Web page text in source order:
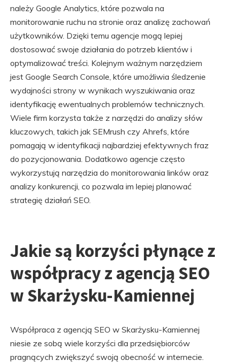
należy Google Analytics, które pozwala na
monitorowanie ruchu na stronie oraz analizę zachowań
użytkowników. Dzięki temu agencje mogą lepiej
dostosować swoje działania do potrzeb klientów i
optymalizować treści. Kolejnym ważnym narzędziem
jest Google Search Console, które umożliwia śledzenie
wydajności strony w wynikach wyszukiwania oraz
identyfikację ewentualnych problemów technicznych.
Wiele firm korzysta także z narzędzi do analizy słów
kluczowych, takich jak SEMrush czy Ahrefs, które
pomagają w identyfikacji najbardziej efektywnych fraz
do pozycjonowania. Dodatkowo agencje często
wykorzystują narzędzia do monitorowania linków oraz
analizy konkurencji, co pozwala im lepiej planować
strategię działań SEO.
Jakie są korzyści płynące z
współpracy z agencją SEO
w Skarżysku-Kamiennej
Współpraca z agencją SEO w Skarżysku-Kamiennej
niesie ze sobą wiele korzyści dla przedsiębiorców
pragnących zwiększyć swoją obecność w internecie.